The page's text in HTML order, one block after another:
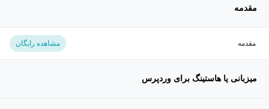
مقدمه
مقدمه مشاهده رایگان
میزبانی یا هاستینگ برای وردپرس